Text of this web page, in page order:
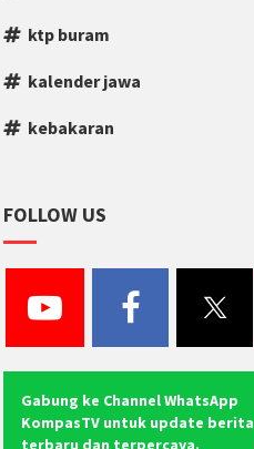
ktp buram
kalender jawa
kebakaran
FOLLOW US
Gabung ke Channel WhatsApp
KompasTV untuk update berita
terbaru dan terpercaya.